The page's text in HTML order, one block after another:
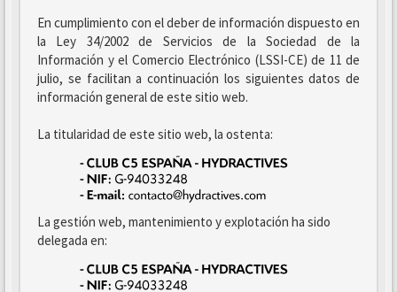
En cumplimiento con el deber de información dispuesto en
la Ley 34/2002 de Servicios de la Sociedad de la
Información y el Comercio Electrónico (LSSI-CE) de 11 de
julio, se facilitan a continuación los siguientes datos de
información general de este sitio web.
La titularidad de este sitio web, la ostenta:
La gestión web, mantenimiento y explotación ha sido
delegada en: